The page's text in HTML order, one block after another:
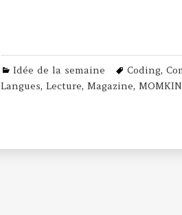
Categories
Idée de la semaine Tags
Coding,
Langues,Lecture,Magazine,MOMKIN